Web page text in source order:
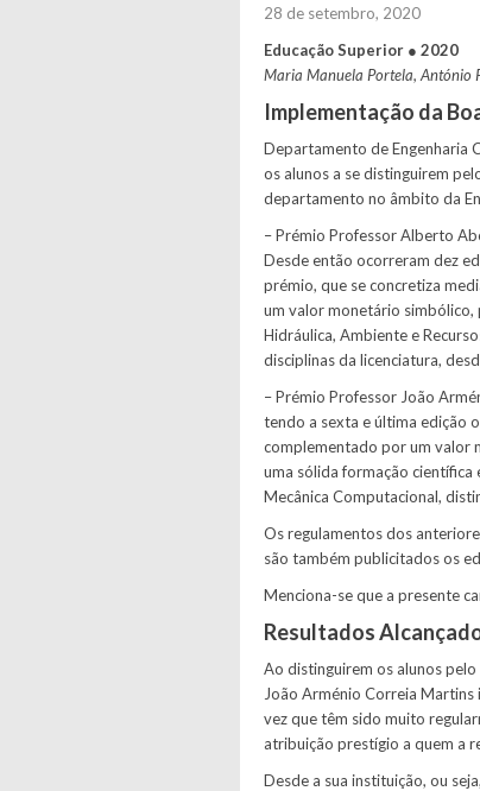
28 de setembro, 2020
Educação Superior ● 2020
Maria Manuela Portela, António
Implementação da
Departamento de Engenharia
os alunos a se distinguirem
departamento no âmbito da
– Prémio Professor Alberto
Desde então ocorreram dez
prémio, que se concretiza
um valor monetário simbólico,
Hidráulica, Ambiente e
disciplinas da licenciatura,
– Prémio Professor João
tendo a sexta e última edição
complementado por um valor
uma sólida formação científica
Mecânica Computacional,
Os regulamentos dos
são também publicitados os
Menciona-se que a presente
Resultados
Ao distinguirem os alunos
João Arménio Correia
vez que têm sido muito
atribuição prestígio a quem a
Desde a sua instituição, ou